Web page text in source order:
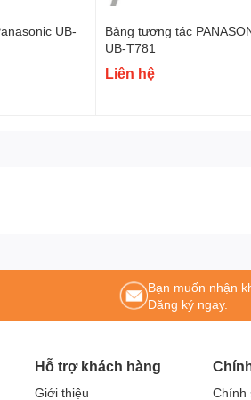
tử
bày trôi chảy.
UB-
Bảng tương tác
UB-T781
Liên hệ
Bạn muốn nhận
Đăng ký ngay.
Hỗ trợ khách hàng
Giới thiệu Chính